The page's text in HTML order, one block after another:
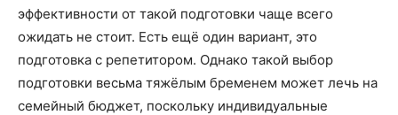
эффективности от такой подготовки чаще всего
ожидать не стоит. Есть ещё один вариант, это
подготовка с репетитором. Однако такой выбор
подготовки весьма тяжёлым бременем может лечь на
семейный бюджет, поскольку индивидуальные